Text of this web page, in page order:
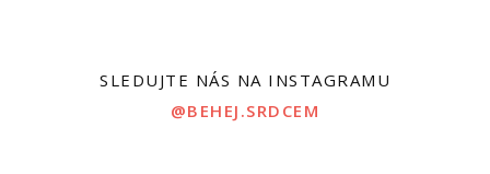
SLEDUJTE NÁS NA INSTAGRAMU
@BEHEJ.SRDCEM